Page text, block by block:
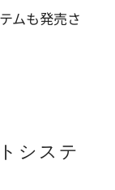
ムも発売さ
システ